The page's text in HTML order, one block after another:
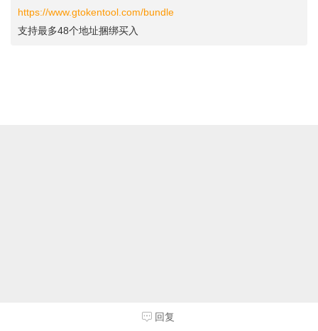
https://www.gtokentool.com/bundle
支持最多48个地址捆绑买入
回复